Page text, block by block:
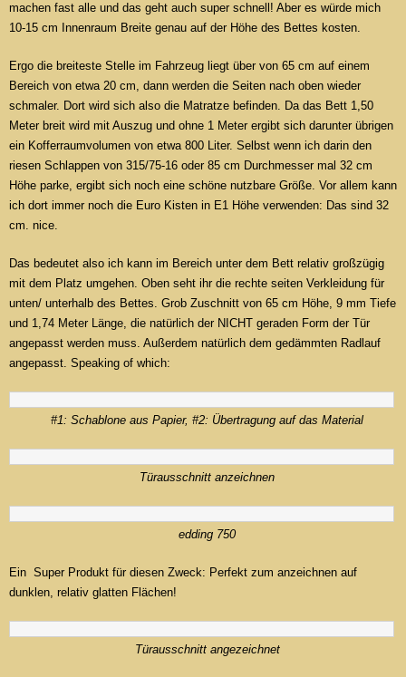
machen fast alle und das geht auch super schnell! Aber es würde mich
10-15 cm Innenraum Breite genau auf der Höhe des Bettes kosten.
Ergo die breiteste Stelle im Fahrzeug liegt über von 65 cm auf einem
Bereich von etwa 20 cm, dann werden die Seiten nach oben wieder
schmaler. Dort wird sich also die Matratze befinden. Da das Bett 1,50
Meter breit wird mit Auszug und ohne 1 Meter ergibt sich darunter übrigen
ein Kofferraumvolumen von etwa 800 Liter. Selbst wenn ich darin den
riesen Schlappen von 315/75-16 oder 85 cm Durchmesser mal 32 cm
Höhe parke, ergibt sich noch eine schöne nutzbare Größe. Vor allem kann
ich dort immer noch die Euro Kisten in E1 Höhe verwenden: Das sind 32
cm. nice.
Das bedeutet also ich kann im Bereich unter dem Bett relativ großzügig
mit dem Platz umgehen. Oben seht ihr die rechte seiten Verkleidung für
unten/ unterhalb des Bettes. Grob Zuschnitt von 65 cm Höhe, 9 mm Tiefe
und 1,74 Meter Länge, die natürlich der NICHT geraden Form der Tür
angepasst werden muss. Außerdem natürlich dem gedämmten Radlauf
angepasst. Speaking of which:
#1: Schablone aus Papier, #2: Übertragung auf das Material
Türausschnitt anzeichnen
edding 750
Ein Super Produkt für diesen Zweck: Perfekt zum anzeichnen auf
dunklen, relativ glatten Flächen!
Türausschnitt angezeichnet